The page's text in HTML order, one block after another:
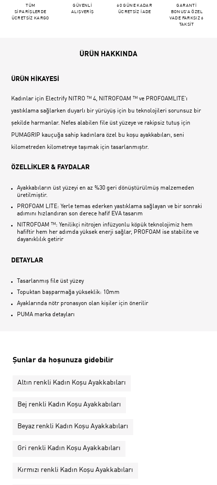
TÜM
SİPARİŞLERDE
ÜCRETSİZ KARGO
GÜVENLİ
ALIŞVERİŞ
60 GÜNE KADAR
ÜCRETSİZ İADE
GARANTİ
BONUS'A ÖZEL
VADE FARKSIZ 6
TAKSİT
ÜRÜN HAKKINDA
ÜRÜN HİKAYESİ
Kadınlar için Electrify NITRO ™ 4, NITROFOAM ™ ve PROFOAMLITE‘ı
yastıklama sağlarken duyarlı bir yürüyüş için bu teknolojileri sorunsuz bir
şekilde harmanlar. Nefes alabilen file üst yüzeye ve rakipsiz tutuş için
PUMAGRIP kauçuğa sahip kadınlara özel bu koşu ayakkabıları, seni
kilometreden kilometreye taşımak için tasarlanmıştır.
ÖZELLİKLER & FAYDALAR
Ayakkabıların üst yüzeyi en az %30 geri dönüştürülmüş malzemeden
üretilmiştir.
PROFOAM LITE: Yerle temas ederken yastıklama sağlayan ve bir sonraki
adımını hızlandıran son derece hafif EVA tasarım
NITROFOAM ™: Yenilikçi nitrojen infüzyonlu köpük teknolojimiz hem
hafiftir hem her adımda yüksek enerji sağlar, PROFOAM ise stabilite ve
dayanıklılık getirir
DETAYLAR
Tasarlanmış file üst yüzey
Topuktan başparmağa yükseklik: 10mm
Ayaklarında nötr pronasyon olan kişiler için önerilir
PUMA marka detayları
Şunlar da hoşunuza gidebilir
Altın renkli Kadın Koşu Ayakkabıları
Bej renkli Kadın Koşu Ayakkabıları
Beyaz renkli Kadın Koşu Ayakkabıları
Gri renkli Kadın Koşu Ayakkabıları
Kırmızı renkli Kadın Koşu Ayakkabıları